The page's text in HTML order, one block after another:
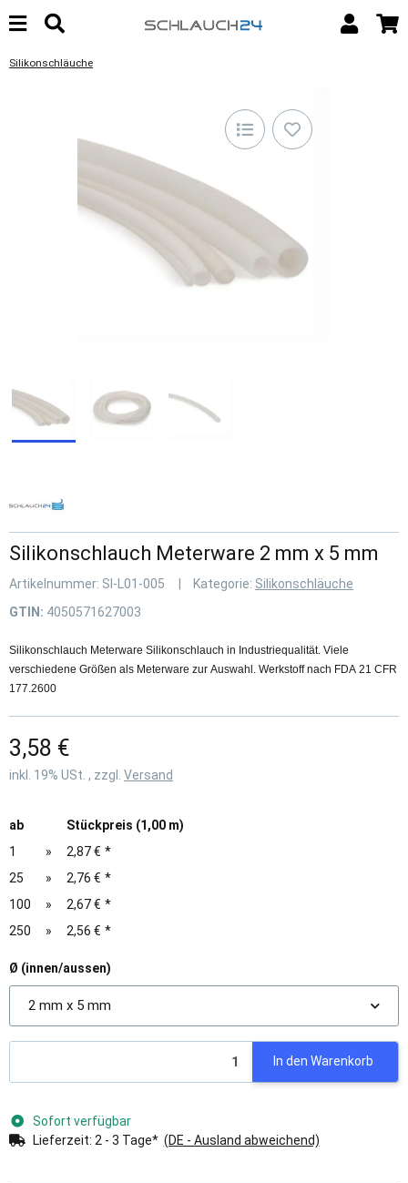
Silikonschläuche
Silikonschlauch Meterware 2 mm x 5 mm
Artikelnummer: SI-L01-005 Kategorie: Silikonschläuche
GTIN: 4050571627003
Silikonschlauch Meterware Silikonschlauch in Industriequalität. Viele
verschiedene Größen als Meterware zur Auswahl. Werkstoff nach FDA 21 CFR
177.2600
3,58 €
inkl. 19% USt. , zzgl. Versand
ab
Stückpreis (1,00 m)
1
» 2,87 € *
25
» 2,76 € *
100
» 2,67 € *
250
» 2,56 € *
Ø (innen/aussen)
2 mm x 5 mm
In den Warenkorb
Sofort verfügbar
Lieferzeit: 2 - 3 Tage* (DE - Ausland abweichend)